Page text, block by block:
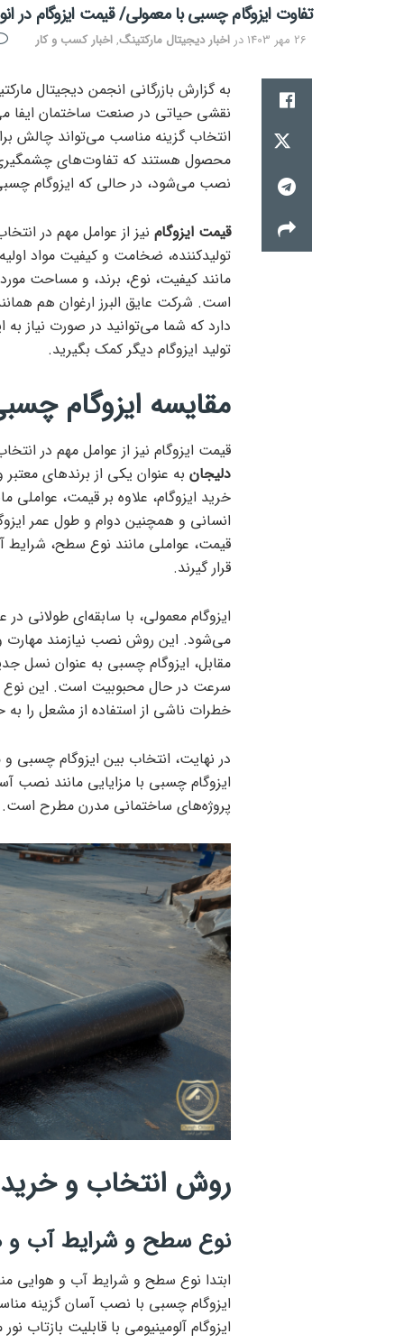
تفاوت ایزوگام چسبی با معمولی/ قیمت ایزوگام در
26 مهر 1403 در اخبار دیجیتال مارکتینگ,اخبار کسب و کار
به گزارش بازرگانی انجمن دیجیتال
نقشی حیاتی در صنعت ساختمان ایفا
انتخاب گزینه مناسب می‌تواند چالش
محصول هستند که تفاوت‌های چشمگیری
نصب می‌شود، در حالی که ایزوگام
قیمت ایزوگام نیز از عوامل مهم در
تولیدکننده، ضخامت و کیفیت مواد
است. شرکت عایق البرز ارغوان هم
دارد که شما می‌توانید در صورت نیاز
تولید ایزوگام دیگر کمک بگیرید.
مقایسه ایزوگام
قیمت ایزوگام نیز از عوامل مهم در
دلیجان به عنوان یکی از برندهای
خرید ایزوگام، علاوه بر قیمت،
انسانی و همچنین دوام و طول عمر
قیمت، عواملی مانند نوع سطح،
قرار گیرند.
ایزوگام معمولی، با سابقه‌ای طولانی
می‌شود. این روش نصب نیازمند مهارت
مقابل، ایزوگام چسبی به عنوان نسل
سرعت در حال محبوبیت است. این نوع
خطرات ناشی از استفاده از مشعل را
در نهایت، انتخاب بین ایزوگام چسبی
ایزوگام چسبی با مزایایی مانند نصب
پروژه‌های ساختمانی مدرن مطرح است.
روش انتخاب و خرید
نوع سطح و شرایط آب و
ابتدا نوع سطح و شرایط آب و هوایی
ایزوگام چسبی با نصب آسان گزینه
ایزوگام آلومینیومی با قابلیت بازتاب